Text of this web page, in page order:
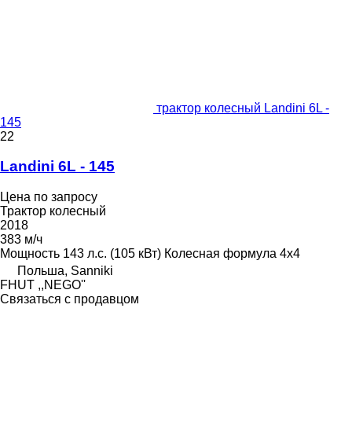
трактор колесный Landini 6L -
145
22
Landini 6L - 145
Цена по запросу
Трактор колесный
2018
383 м/ч
Мощность 143 л.с. (105 кВт) Колесная формула 4x4
Польша, Sanniki
FHUT ,,NEGO''
Связаться с продавцом